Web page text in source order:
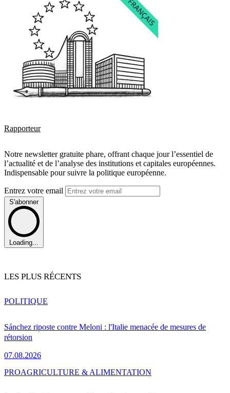
Rapporteur
Notre newsletter gratuite phare, offrant chaque jour l’essentiel de
l’actualité et de l’analyse des institutions et capitales européennes.
Indispensable pour suivre la politique européenne.
Entrez votre email
S'abonner
Loading...
LES PLUS RÉCENTS
Sánchez riposte contre Meloni : l'Italie menacée de mesures de
rétorsion
07.08.2026
POLITIQUE
PROAGRICULTURE & ALIMENTATION